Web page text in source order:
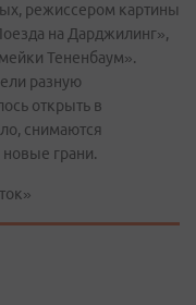
режиссером картины
на Дарджилинг»,
Тененбаум».
разную
открыть в
снимаются
грани.